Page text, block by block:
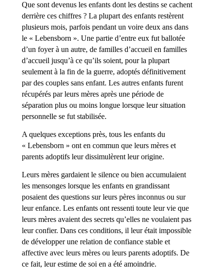
Que sont devenus les enfants dont les destins se cachent
derrière ces chiffres ? La plupart des enfants restèrent
plusieurs mois, parfois pendant un voire deux ans dans
le « Lebensborn ». Une partie d’entre eux fut ballotée
d’un foyer à un autre, de familles d’accueil en familles
d’accueil jusqu’à ce qu’ils soient, pour la plupart
seulement à la fin de la guerre, adoptés définitivement
par des couples sans enfant. Les autres enfants furent
récupérés par leurs mères après une période de
séparation plus ou moins longue lorsque leur situation
personnelle se fut stabilisée.
A quelques exceptions près, tous les enfants du
« Lebensborn » ont en commun que leurs mères et
parents adoptifs leur dissimulèrent leur origine.
Leurs mères gardaient le silence ou bien accumulaient
les mensonges lorsque les enfants en grandissant
posaient des questions sur leurs pères inconnus ou sur
leur enfance. Les enfants ont ressenti toute leur vie que
leurs mères avaient des secrets qu’elles ne voulaient pas
leur confier. Dans ces conditions, il leur était impossible
de développer une relation de confiance stable et
affective avec leurs mères ou leurs parents adoptifs. De
ce fait, leur estime de soi en a été amoindrie.